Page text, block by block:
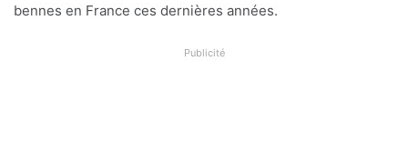
bennes en France ces dernières années.
Publicité